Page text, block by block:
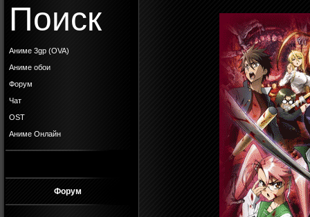
Поиск
Аниме 3gp (OVA)
Аниме обои
Форум
Чат
OST
Аниме Онлайн
Форум